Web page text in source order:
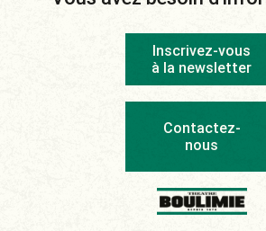
Inscrivez-vous
à la newsletter
Contactez-
nous